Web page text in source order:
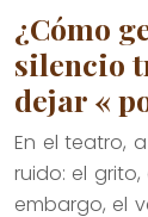
¿Cómo
silencio
dejar «
En el teatro,
ruido: el
embargo, el